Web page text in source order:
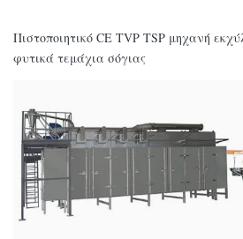
Πιστοποιητικό CE TVP TSP μηχανή
φυτικά τεμάχια σόγιας